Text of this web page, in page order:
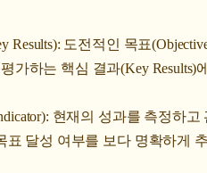
Results): 도전적인 목표
가하는 핵심 결과(Key Results)
현재의 성과를 측정하고
표 달성 여부를 보다 명확하게